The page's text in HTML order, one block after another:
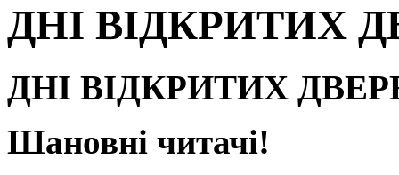
ДНІ ВІДКРИТИХ
ДНІ ВІДКРИТИХ
Шановні читачі!